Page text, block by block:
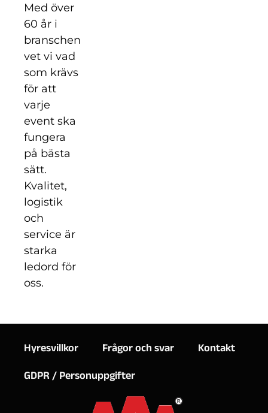
Med över
60 år i
branschen
vet vi vad
som krävs
för att
varje
event ska
fungera
på bästa
sätt.
Kvalitet,
logistik
och
service är
starka
ledord för
oss.
Hyresvillkor Frågor och svar
Kontakt
GDPR / Personuppgifter